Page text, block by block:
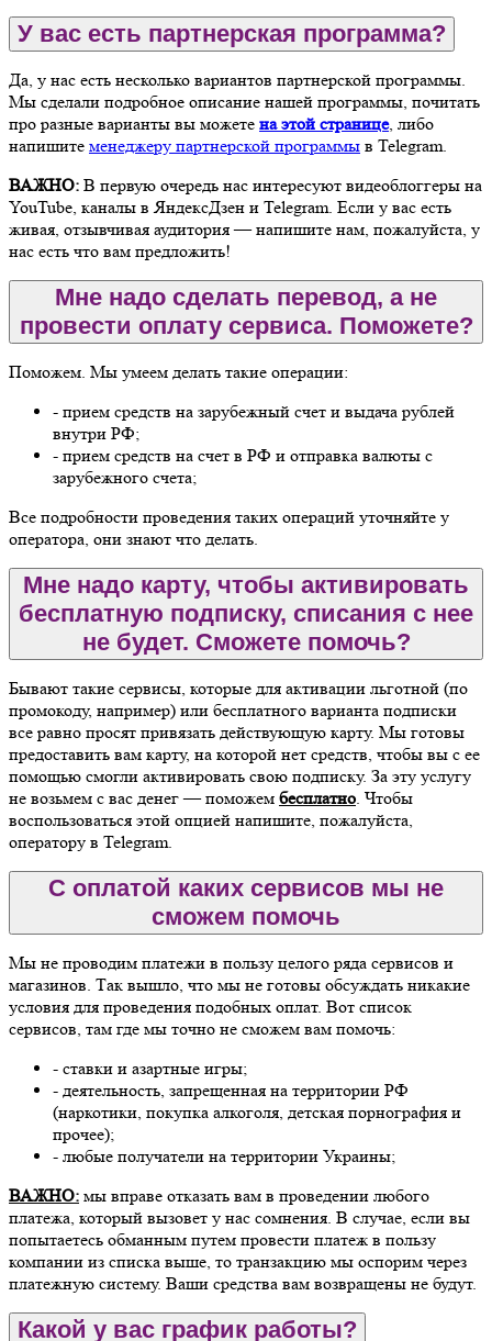
У вас есть партнерская программа?
Да, у нас есть несколько вариантов партнерской программы.
Мы сделали подробное описание нашей программы, почитать
про разные варианты вы можете на этой странице, либо
напишите менеджеру партнерской программы в Telegram.
ВАЖНО: В первую очередь нас интересуют видеоблоггеры на
YouTube, каналы в ЯндексДзен и Telegram. Если у вас есть
живая, отзывчивая аудитория — напишите нам, пожалуйста, у
нас есть что вам предложить!
Мне надо сделать перевод, а не
провести оплату сервиса. Поможете?
Поможем. Мы умеем делать такие операции:
- прием средств на зарубежный счет и выдача рублей
внутри РФ;
- прием средств на счет в РФ и отправка валюты с
зарубежного счета;
Все подробности проведения таких операций уточняйте у
оператора, они знают что делать.
Мне надо карту, чтобы активировать
бесплатную подписку, списания с нее
не будет. Сможете помочь?
Бывают такие сервисы, которые для активации льготной (по
промокоду, например) или бесплатного варианта подписки
все равно просят привязать действующую карту. Мы готовы
предоставить вам карту, на которой нет средств, чтобы вы с ее
помощью смогли активировать свою подписку. За эту услугу
не возьмем с вас денег — поможем бесплатно. Чтобы
воспользоваться этой опцией напишите, пожалуйста,
оператору в Telegram.
С оплатой каких сервисов мы не
сможем помочь
Мы не проводим платежи в пользу целого ряда сервисов и
магазинов. Так вышло, что мы не готовы обсуждать никакие
условия для проведения подобных оплат. Вот список
сервисов, там где мы точно не сможем вам помочь:
- ставки и азартные игры;
- деятельность, запрещенная на территории РФ
(наркотики, покупка алкоголя, детская порнография и
прочее);
- любые получатели на территории Украины;
ВАЖНО: мы вправе отказать вам в проведении любого
платежа, который вызовет у нас сомнения. В случае, если вы
попытаетесь обманным путем провести платеж в пользу
компании из списка выше, то транзакцию мы оспорим через
платежную систему. Ваши средства вам возвращены не будут.
Какой у вас график работы?